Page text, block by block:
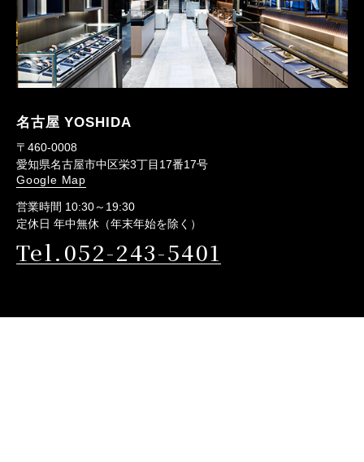
名古屋 YOSHIDA
〒460-0008
愛知県名古屋市中区栄3丁目17番17号
Google Map
営業時間 10:30～19:30
定休日 年中無休（年末年始を除く）
Tel.052-243-5401